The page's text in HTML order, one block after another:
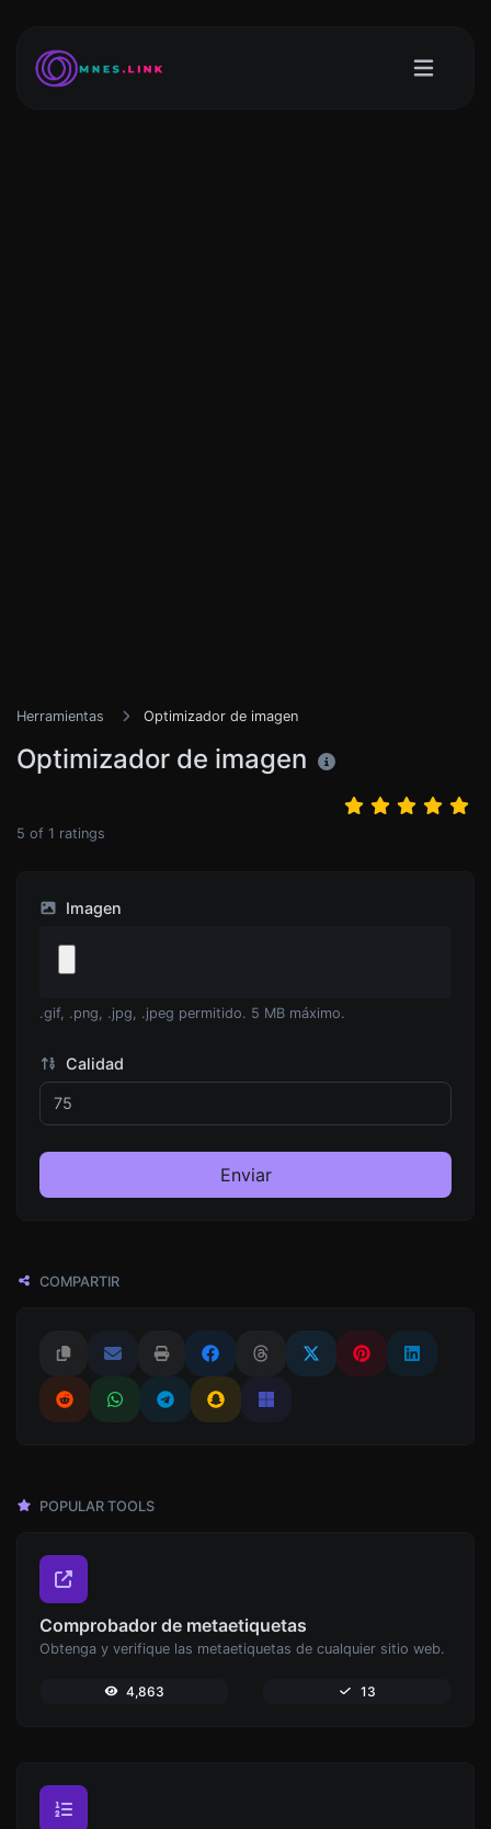
Herramientas Optimizador de imagen
Optimizador de imagen
5 of 1 ratings
Imagen
.gif, .png, .jpg, .jpeg permitido. 5 MB máximo.
Calidad
Enviar
COMPARTIR
POPULAR TOOLS
Comprobador de metaetiquetas
Obtenga y verifique las metaetiquetas de cualquier sitio web.
4,863 13